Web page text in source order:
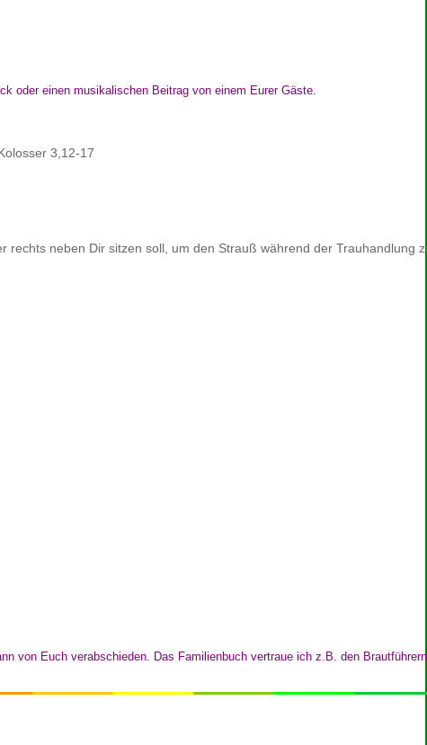
oder einen musikalischen Beitrag von einem Eurer Gäste.
3,12-17
neben Dir sitzen soll, um den Strauß während der Trauhandlung
von Euch verabschieden. Das Familienbuch vertraue ich z.B. den Brautführern